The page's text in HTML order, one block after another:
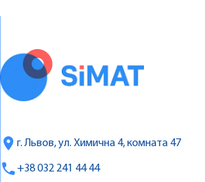
г. Львов, ул. Химична 4, комната 47
+38 032 241 44 44